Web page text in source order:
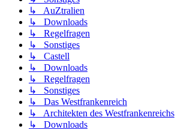
↳ AuZtralien
↳ Downloads
↳ Regelfragen
↳ Sonstiges
↳ Castell
↳ Downloads
↳ Regelfragen
↳ Sonstiges
↳ Das Westfrankenreich
↳ Architekten des Westfrankenreichs
↳ Downloads